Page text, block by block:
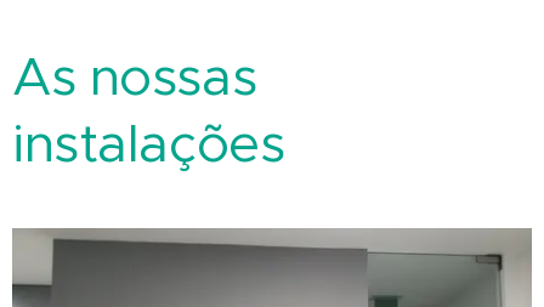
As nossas
instalações